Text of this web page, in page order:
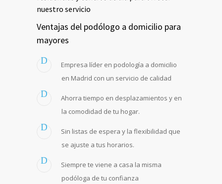
nuestro servicio
Ventajas del podólogo a domicilio para
mayores
Empresa líder en podología a domicilio
en Madrid con un servicio de calidad
Ahorra tiempo en desplazamientos y en
la comodidad de tu hogar.
Sin listas de espera y la flexibilidad que
se ajuste a tus horarios.
Siempre te viene a casa la misma
podóloga de tu confianza